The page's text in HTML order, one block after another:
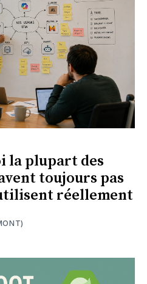
la plupart des
toujours pas
réellement